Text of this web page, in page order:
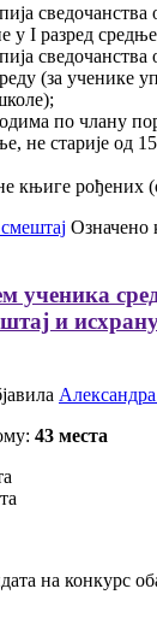
у I разред
(за ученике
по члану
не старије од
књиге рођених
Означено
ученика
и
43 места
на конкурс